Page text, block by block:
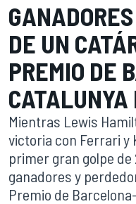
DE UN
PREMIO DE
CATALUNYA
Mientras Lewis
victoria con Ferrari y
primer gran golpe
ganadores y
Premio de